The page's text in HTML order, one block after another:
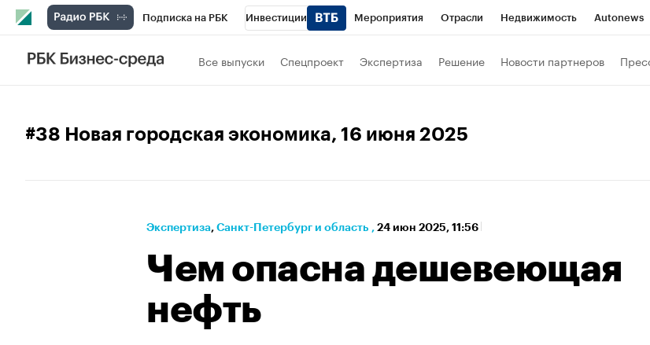
Подписка на РБК Инвестиции Мероприятия Отрасли Недвижимость Autonews
Телеканал Все выпуски Спецпроект Экспертиза Решение Новости партнеров
#38 Новая городская экономика, 16 июня 2025
Экспертиза⁠, Санкт-Петербург и область , 24 июн 2025, 11:56
Чем опасна дешевеющая
нефть